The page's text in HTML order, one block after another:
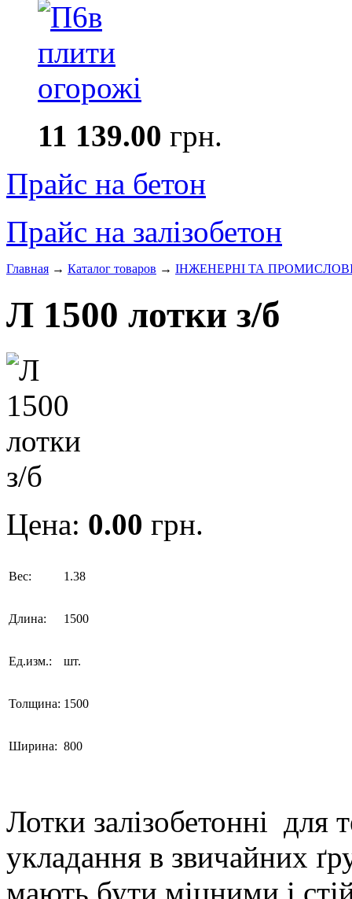
11 139.00 грн.
Прайс на бетон
Прайс на залізобетон
Главная → Каталог товаров → ІНЖЕНЕРНІ ТА
Л 1500 лотки з/б
Цена: 0.00 грн.
Вес: 1.38
Длина: 1500
Ед.изм.: шт.
Толщина: 1500
Ширина: 800
Лотки залізобетонні для
укладання в звичайних